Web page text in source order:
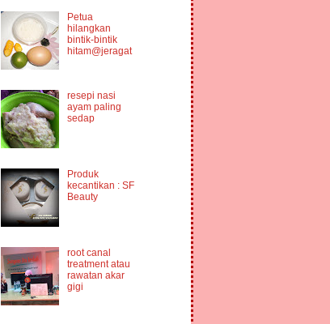
Petua
hilangkan
bintik-bintik
hitam@jeragat
resepi nasi
ayam paling
sedap
Produk
kecantikan : SF
Beauty
root canal
treatment atau
rawatan akar
gigi